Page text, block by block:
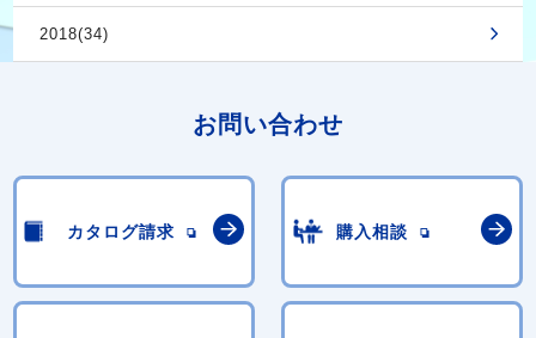
2018(34)
お問い合わせ
カタログ請求 購入相談